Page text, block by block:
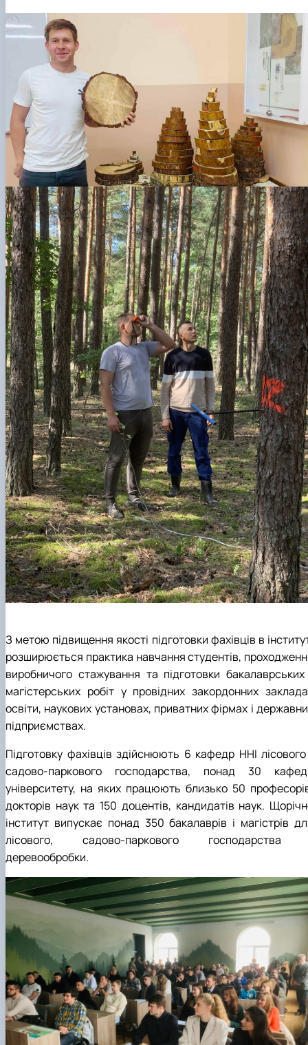
З метою підвищення якості підготовки фахівців в
розширюється практика навчання студентів,
виробничого стажування та підготовки бакалаврських
магістерських робіт у провідних закордонних
освіти, наукових установах, приватних фірмах і
підприємствах.
Підготовку фахівців здійснюють 6 кафедр ННІ лісового
садово-паркового господарства, понад 30
університету, на яких працюють близько 50
докторів наук та 150 доцентів, кандидатів наук.
інститут випускає понад 350 бакалаврів і магістрів
лісового, садово-паркового господарства
деревообробки.